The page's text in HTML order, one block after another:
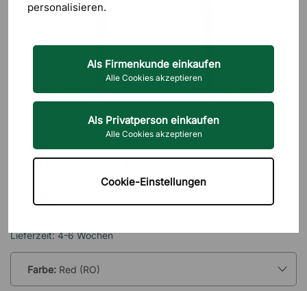
personalisieren.
Als Firmenkunde einkaufen
Alle Cookies akzeptieren
Als Privatperson einkaufen
Alle Cookies akzeptieren
Cookie-Einstellungen
Stuhl Volt 670
93 €
Lieferzeit: 4-6 Wochen
Farbe: Red (RO)